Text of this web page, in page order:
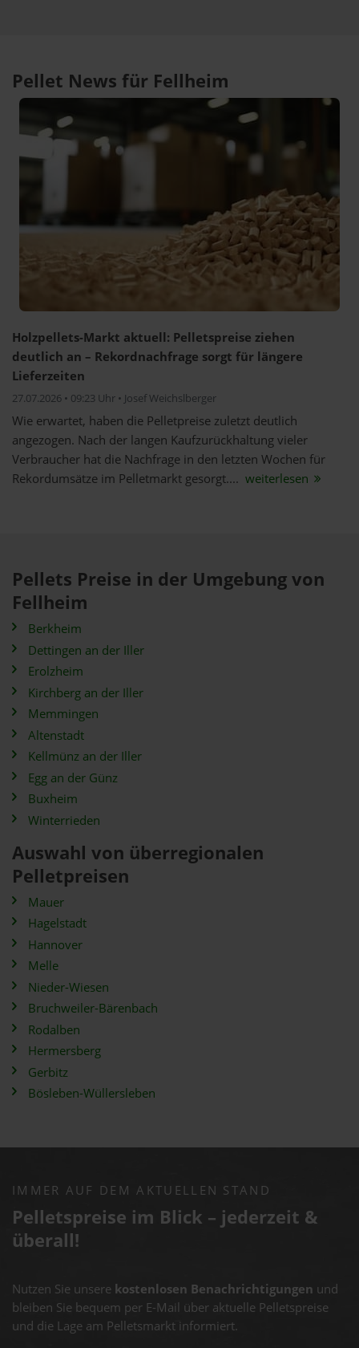
Pellet News für Fellheim
Holzpellets-Markt aktuell: Pelletspreise ziehen
deutlich an – Rekordnachfrage sorgt für längere
Lieferzeiten
27.07.2026 • 09:23 Uhr • Josef Weichslberger
Wie erwartet, haben die Pelletpreise zuletzt deutlich
angezogen. Nach der langen Kaufzurückhaltung vieler
Verbraucher hat die Nachfrage in den letzten Wochen für
Rekordumsätze im Pelletmarkt gesorgt.... weiterlesen
Pellets Preise in der Umgebung von
Fellheim
Berkheim
Dettingen an der Iller
Erolzheim
Kirchberg an der Iller
Memmingen
Altenstadt
Kellmünz an der Iller
Egg an der Günz
Buxheim
Winterrieden
Auswahl von überregionalen
Pelletpreisen
Mauer
Hagelstadt
Hannover
Melle
Nieder-Wiesen
Bruchweiler-Bärenbach
Rodalben
Hermersberg
Gerbitz
Bösleben-Wüllersleben
IMMER AUF DEM AKTUELLEN STAND
Pelletspreise im Blick – jederzeit &
überall!
Nutzen Sie unsere kostenlosen Benachrichtigungen und
bleiben Sie bequem per E-Mail über aktuelle Pelletspreise
und die Lage am Pelletsmarkt informiert.